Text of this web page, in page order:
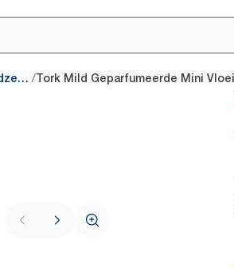
Vullingen Handzeep /